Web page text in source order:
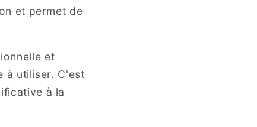
et permet de
et
à utiliser. C'est
à la